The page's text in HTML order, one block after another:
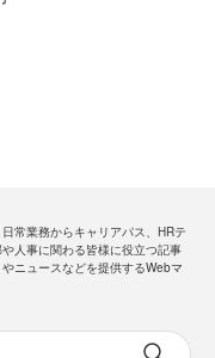
常業務からキャリアパス、HRテ
人事に関わる皆様に役立つ記事
やニュースなどを提供するWebマ